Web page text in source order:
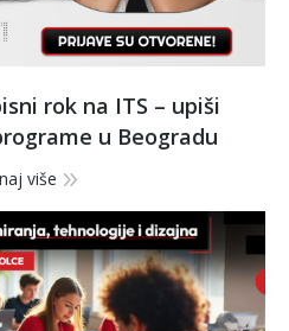
rok na ITS – upiši
u Beogradu
više